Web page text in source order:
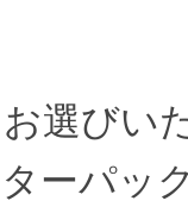
選びい
ーパッ